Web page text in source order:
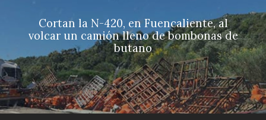
Cortan la N-420, en Fuencaliente, al
volcar un camión lleno de bombonas de
butano